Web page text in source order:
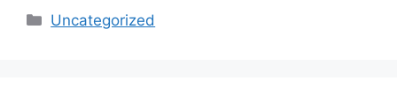
Uncategorized